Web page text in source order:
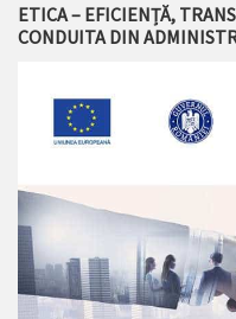
ETICA – EFICIENȚĂ,
CONDUITA DIN